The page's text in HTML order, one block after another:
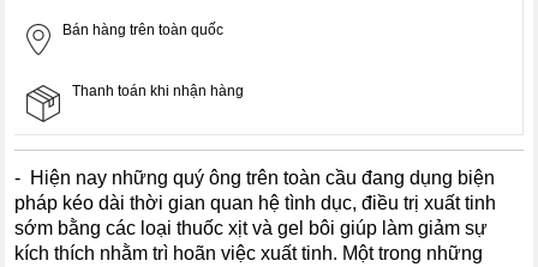
Bán hàng trên toàn quốc
Thanh toán khi nhận hàng
- Hiện nay những quý ông trên toàn cầu đang dụng biện
pháp kéo dài thời gian quan hệ tình dục, điều trị xuất tinh
sớm bằng các loại thuốc xịt và gel bôi giúp làm giảm sự
kích thích nhằm trì hoãn việc xuất tinh. Một trong những